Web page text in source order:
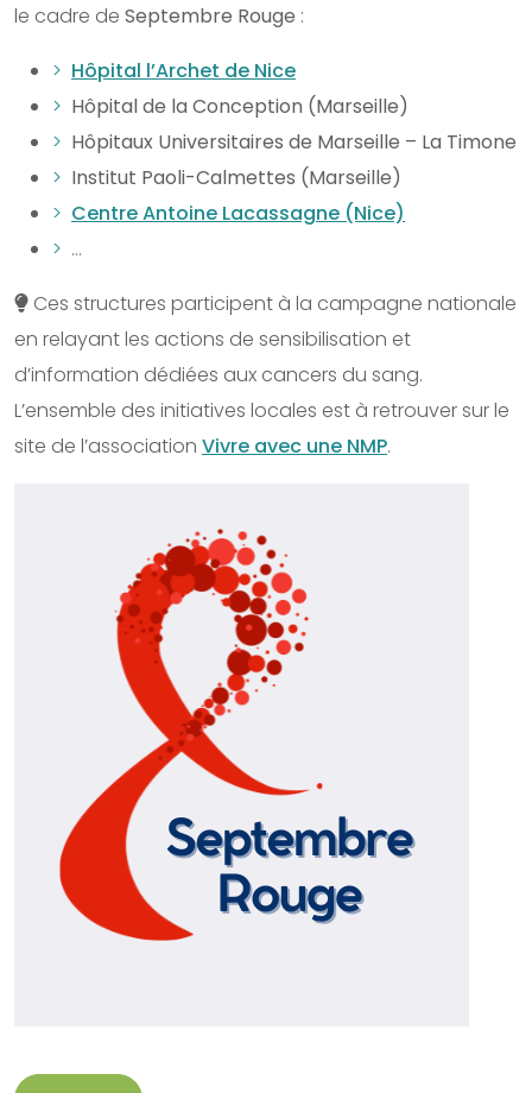
le cadre de Septembre Rouge :
Hôpital l’Archet de Nice
Hôpital de la Conception (Marseille)
Hôpitaux Universitaires de Marseille – La Timone
Institut Paoli-Calmettes (Marseille)
Centre Antoine Lacassagne (Nice)
…
Ces structures participent à la campagne nationale
en relayant les actions de sensibilisation et
d’information dédiées aux cancers du sang.
L’ensemble des initiatives locales est à retrouver sur le
site de l’association Vivre avec une NMP.